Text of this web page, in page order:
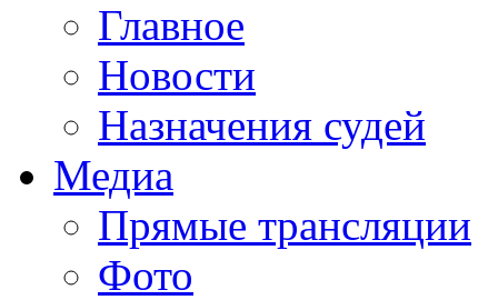
Главное
Новости
Назначения судей
Медиа
Прямые трансляции
Фото